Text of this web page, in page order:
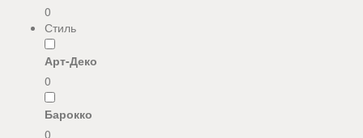
0
Стиль
Арт-Деко
0
Барокко
0